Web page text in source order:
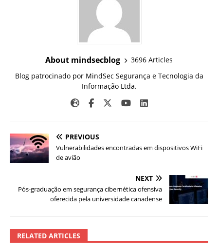
About mindsecblog
3696 Articles
Blog patrocinado por MindSec Segurança e Tecnologia da
Informação Ltda.
PREVIOUS
Vulnerabilidades encontradas em dispositivos WiFi
de avião
NEXT
Pós-graduação em segurança cibernética ofensiva
oferecida pela universidade canadense
RELATED ARTICLES